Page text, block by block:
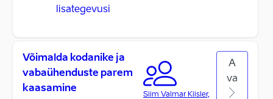
lisategevusi
Võimalda kodanike ja
vabaühenduste parem
kaasamine
Siim Valmar Kiisler,
A
va